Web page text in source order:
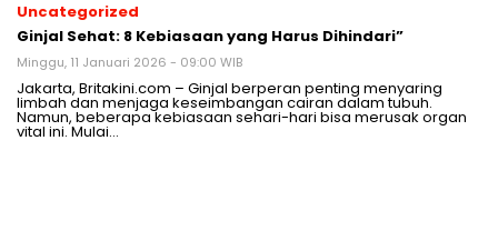
Uncategorized
Ginjal Sehat: 8 Kebiasaan yang Harus Dihindari”
Minggu, 11 Januari 2026 - 09:00 WIB
Jakarta, Britakini.com – Ginjal berperan penting menyaring
limbah dan menjaga keseimbangan cairan dalam tubuh.
Namun, beberapa kebiasaan sehari-hari bisa merusak organ
vital ini. Mulai…